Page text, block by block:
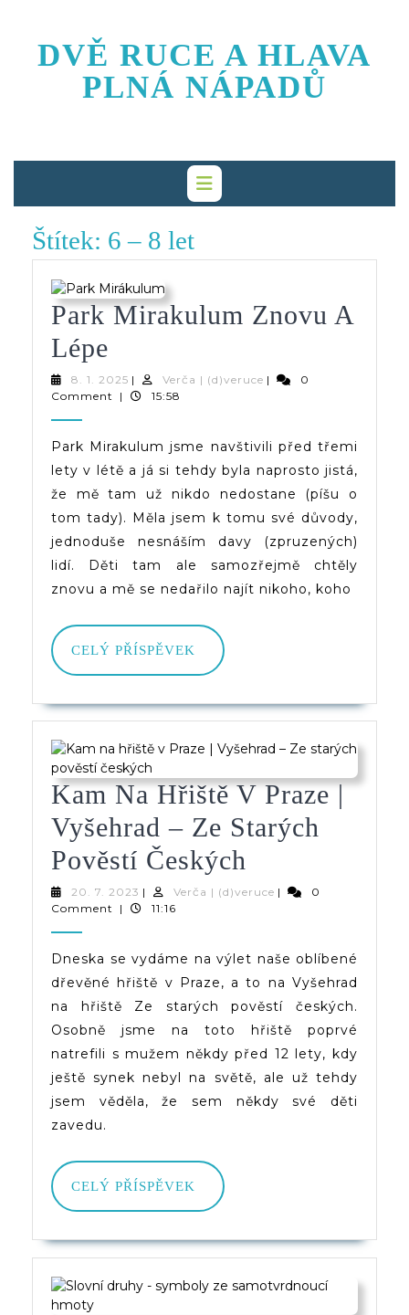
content
DVĚ RUCE A HLAVA
PLNÁ NÁPADŮ
Štítek: 6 – 8 let
Park Mirakulum Znovu A
Lépe
Mirakulum
Znovu
A
Lépe
8. 1. 2025 8.
1.
| Verča | (d)veruceVerča
|
0
Comment
| 15:58
Park Mirakulum jsme navštivili před třemi
lety v létě a já si tehdy byla naprosto jistá,
že mě tam už nikdo nedostane (píšu o
tom tady). Měla jsem k tomu své důvody,
jednoduše nesnáším davy (zpruzených)
lidí. Děti tam ale samozřejmě chtěly
znovu a mě se nedařilo najít nikoho, koho
CELÝ PŘÍSPĚVEK
CELÝ
PŘÍSPĚVEK
Kam Na Hřiště V Praze |
Vyšehrad – Ze Starých
Pověstí Českých
Na
V
Praze
|
Vyšehrad
–
20. 7. 2023 20.
7.
| Verča | (d)veruceVerča
|
0
Comment
| 11:16
Dneska se vydáme na výlet naše oblíbené
dřevěné hřiště v Praze, a to na Vyšehrad
na hřiště Ze starých pověstí českých.
Osobně jsme na toto hřiště poprvé
natrefili s mužem někdy před 12 lety, kdy
ještě synek nebyl na světě, ale už tehdy
jsem věděla, že sem někdy své děti
zavedu.
CELÝ PŘÍSPĚVEK
CELÝ
PŘÍSPĚVEK